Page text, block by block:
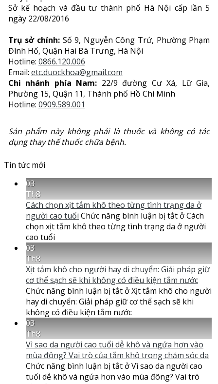
Sở kế hoạch và đầu tư thành phố Hà Nội cấp lần 5
ngày 22/08/2016
Trụ sở chính:Số 9, Nguyễn Công Trứ, Phường Phạm
Đình Hổ, Quận Hai Bà Trưng, Hà Nội
Hotline: 0866.120.006
Email: etc.duockhoa@gmail.com
Chi nhánh phía Nam: 22/9 đường Cư Xá, Lữ Gia,
Phường 15, Quận 11, Thành phố Hồ Chí Minh
Hotline: 0909.589.001
Sản phẩm này không phải là thuốc và không có tác
dụng thay thế thuốc chữa bệnh.
Tin tức mới
03
Th8
Cách chọn xịt tắm khô theo từng tình trạng da ở
người cao tuổi Chức năng bình luận bị tắt ở Cách
chọn xịt tắm khô theo từng tình trạng da ở người
cao tuổi
03
Th8
Xịt tắm khô cho người hay di chuyển: Giải pháp giữ
cơ thể sạch sẽ khi không có điều kiện tắm nước
Chức năng bình luận bị tắt ở Xịt tắm khô cho người
hay di chuyển: Giải pháp giữ cơ thể sạch sẽ khi
không có điều kiện tắm nước
03
Th8
Vì sao da người cao tuổi dễ khô và ngứa hơn vào
mùa đông? Vai trò của tắm khô trong chăm sóc da
Chức năng bình luận bị tắt ở Vì sao da người cao
tuổi dễ khô và ngứa hơn vào mùa đông? Vai trò